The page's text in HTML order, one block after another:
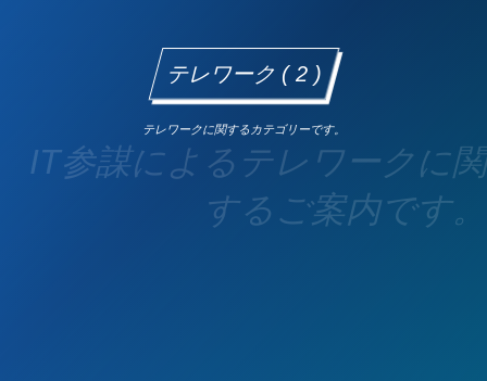
テレワーク ( 2 )
IT参謀によるテレワークに関
するご案内です。
テレワークに関するカテゴリーです。